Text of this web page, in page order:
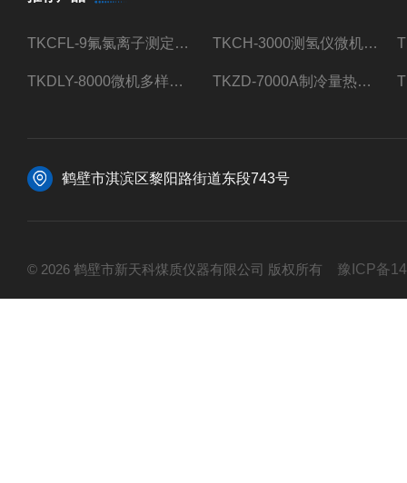
TKCFL-9氟氯离子测定仪自动煤质检测 TKCH-3000测氢仪微机氢元素测定煤质检测
TKDLY-8000微机多样测硫仪自动定硫仪化验室硫含量测定 TKZD-7000A制冷量热仪自动升降热值仪煤质检测
鹤壁市淇滨区黎阳路街道东段743号
© 2026 鹤壁市新天科煤质仪器有限公司 版权所有 豫ICP备